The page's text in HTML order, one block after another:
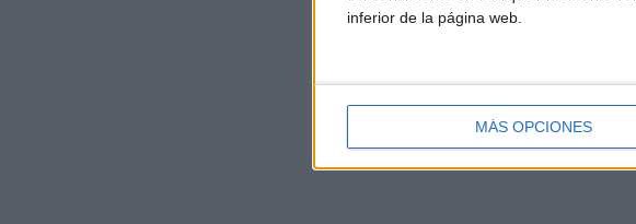
inferior de la página web.
MÁS OPCIONES